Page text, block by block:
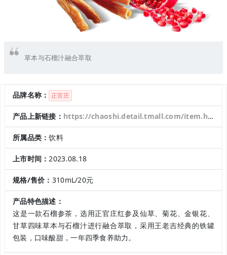
草本与石榴汁融合萃取
品牌名称： 正官庄
产品上新链接： https://chaoshi.detail.tmall.com/item.htm?abbucket=3&id=735008104092&ns=1&spm=a21n57.1.0.0.1851523c1uwshu
所属品类：饮料
上市时间：2023.08.18
规格/售价： 310mL/20元
产品特色描述：
这是一款石榴参茶，选用正官庄红参及仙草、菊花、金银花、
甘草四味草本与石榴汁进行融合萃取，采用王老吉经典的铁罐
包装，口味酸甜，一年四季食养助力。